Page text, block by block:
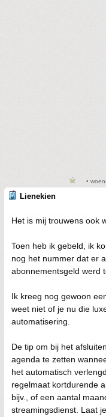
•
Lienekien
Het is mij trouwens ook
Toen heb ik gebeld, ik
nog het nummer dat er
abonnementsgeld werd
Ik kreeg nog gewoon
weet niet of je nu die
automatisering.
De tip om bij het
agenda te zetten
het automatisch
regelmaat kortdurende
bijv., of een aantal
streamingsdienst. Laat